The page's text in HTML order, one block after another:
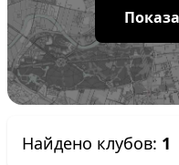
Найдено клубов: 1